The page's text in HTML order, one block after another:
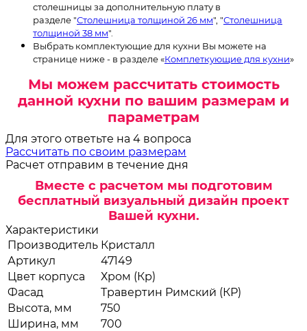
столешницы за дополнительную плату в
разделе "Столешница толщиной 26 мм", "Столешница
толщиной 38 мм".
Выбрать комплектующие для кухни Вы можете на
странице ниже - в разделе «Комплеткующие для кухни»
Мы можем рассчитать стоимость
данной кухни по вашим размерам и
параметрам
Для этого ответьте на 4 вопроса
Рассчитать по своим размерам
Расчет отправим в течение дня
Вместе с расчетом мы подготовим
бесплатный визуальный дизайн проект
Вашей кухни.
Характеристики
Производитель Кристалл
Артикул
47149
Цвет корпуса
Хром (Кр)
Фасад
Травертин Римский (КР)
Высота, мм
750
Ширина, мм
700